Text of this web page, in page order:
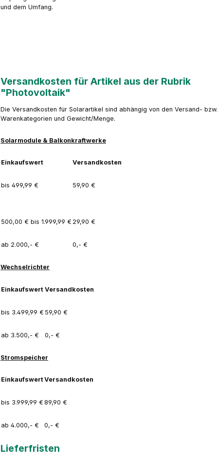
und dem Umfang.
Versandkosten für Artikel aus der Rubrik
"Photovoltaik"
Die Versandkosten für Solarartikel sind abhängig von den Versand- bzw.
Warenkategorien und Gewicht/Menge.
Solarmodule & Balkonkraftwerke
Einkaufswert Versandkosten
bis 499,99 € 59,90 €
500,00 € bis 1.999,99 € 29,90 €
ab 2.000,- € 0,- €
Wechselrichter
Einkaufswert Versandkosten
bis 3.499,99 € 59,90 €
ab 3.500,- € 0,- €
Stromspeicher
EinkaufswertVersandkosten
bis 3.999,99 € 89,90 €
ab 4.000,- € 0,- €
Lieferfristen